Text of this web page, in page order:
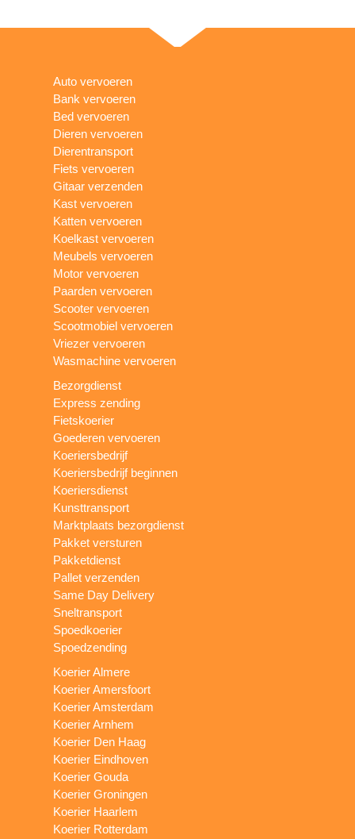
Auto vervoeren
Bank vervoeren
Bed vervoeren
Dieren vervoeren
Dierentransport
Fiets vervoeren
Gitaar verzenden
Kast vervoeren
Katten vervoeren
Koelkast vervoeren
Meubels vervoeren
Motor vervoeren
Paarden vervoeren
Scooter vervoeren
Scootmobiel vervoeren
Vriezer vervoeren
Wasmachine vervoeren
Bezorgdienst
Express zending
Fietskoerier
Goederen vervoeren
Koeriersbedrijf
Koeriersbedrijf beginnen
Koeriersdienst
Kunsttransport
Marktplaats bezorgdienst
Pakket versturen
Pakketdienst
Pallet verzenden
Same Day Delivery
Sneltransport
Spoedkoerier
Spoedzending
Koerier Almere
Koerier Amersfoort
Koerier Amsterdam
Koerier Arnhem
Koerier Den Haag
Koerier Eindhoven
Koerier Gouda
Koerier Groningen
Koerier Haarlem
Koerier Rotterdam